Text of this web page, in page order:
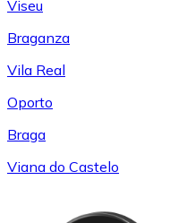
Viseu
Braganza
Vila Real
Oporto
Braga
Viana do Castelo